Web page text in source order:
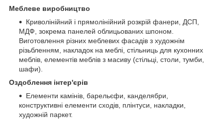
Меблеве виробництво
Криволінійний і прямолінійний розкрій фанери, ДСП,
МДФ, зокрема панелей облицьованих шпоном.
Виготовлення різних меблевих фасадів з художнім
різьбленням, накладок на меблі, стільниць для кухонних
меблів, елементів меблів з масиву (стільці, столи, тумби,
шафи).
Оздоблення інтер'єрів
Елементи камінів, барельєфи, канделябри,
конструктивні елементи сходів, плінтуси, накладки,
художній паркет.